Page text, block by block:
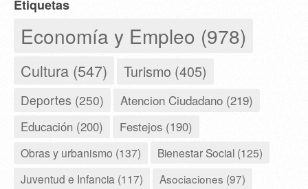
Etiquetas
Economía y Empleo (978)
Cultura (547) Turismo (405)
Deportes (250) Atencion Ciudadano (219)
Educación (200) Festejos (190)
Obras y urbanismo (137)
Bienestar Social (125)
Juventud e Infancia (117)
Asociaciones (97)